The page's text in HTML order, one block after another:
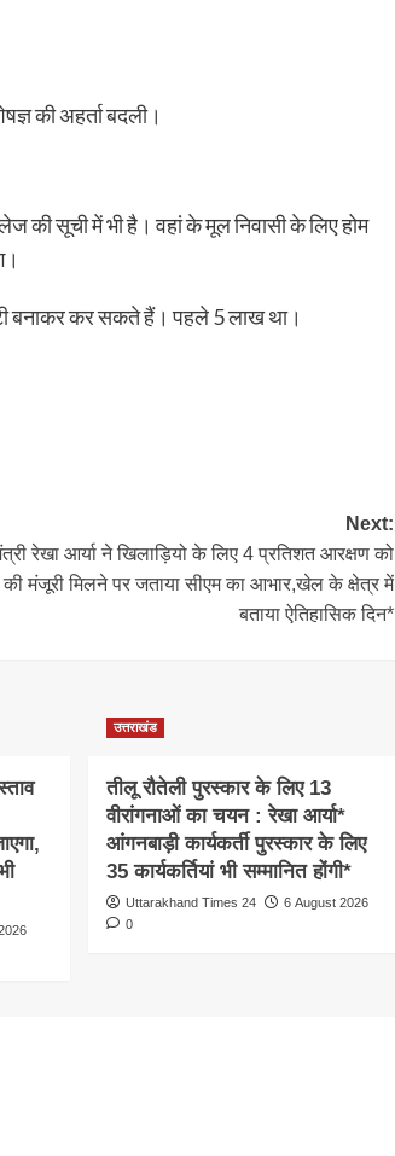
की अहर्ता बदली।
की सूची में भी है। वहां के मूल निवासी के लिए होम
बनाकर कर सकते हैं। पहले 5 लाख था।
Next:
रेखा आर्या ने खिलाड़ियो के लिए 4 प्रतिशत आरक्षण को
मंजूरी मिलने पर जताया सीएम का आभार,खेल के क्षेत्र में
बताया ऐतिहासिक दिन*
उत्तराखंड
तीलू रौतेली पुरस्कार के लिए 13
वीरांगनाओं का चयन : रेखा आर्या*
आंगनबाड़ी कार्यकर्ती पुरस्कार के लिए
35 कार्यकर्तियां भी सम्मानित होंगी*
Uttarakhand Times 24
6 August 2026
0